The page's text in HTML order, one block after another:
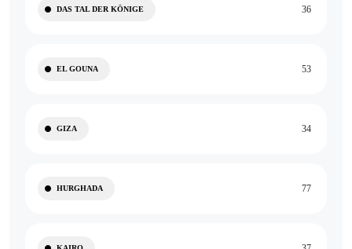
DAS TAL DER KÖNIGE 36
EL GOUNA 53
GIZA 34
HURGHADA 77